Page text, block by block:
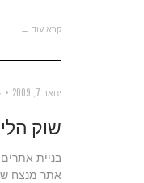
קרא עוד ←
ינואר 7, 2009
שוק
בניית
אתר מנצח